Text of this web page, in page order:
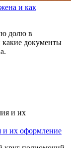
и как
долю в
какие документы
и их оформление